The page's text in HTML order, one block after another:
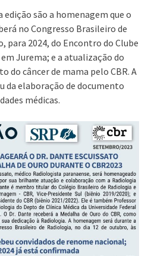
edição são a homenagem que o
no Congresso Brasileiro de
para 2024, do Encontro do Clube
Jurema; e a atualização do
do câncer de mama pelo CBR. A
da elaboração de documento
médicas.